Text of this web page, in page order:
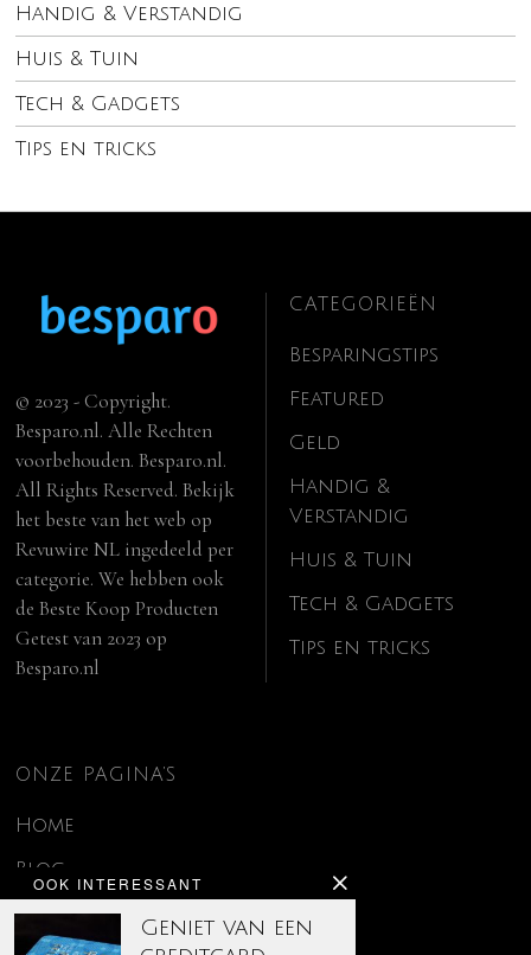
Handig & Verstandig
Huis & Tuin
Tech & Gadgets
Tips en tricks
OOK INTERESSANT
Geniet van een
© 2023 - Copyright.
Besparo.nl. Alle Rechten
voorbehouden. Besparo.nl.
All Rights Reserved. Bekijk
het beste van het web op
Revuwire NL ingedeeld per
categorie. We hebben ook
deBeste Koop Producten
Getest van 2023 op
Besparo.nl
CATEGORIEËN
Besparingstips
Featured
Geld
Handig &
Verstandig
Huis & Tuin
Tech & Gadgets
Tips en tricks
ONZE PAGINA’S
Home
Blog
Contact